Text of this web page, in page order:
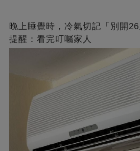
晚上睡覺時，冷氣切記「別開
提醒：看完叮囑家人